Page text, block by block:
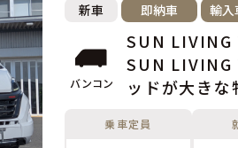
新車 即納車 輸入
バンコン
SUN LIVING
SUN LIVING
ッドが大き
乗車定員